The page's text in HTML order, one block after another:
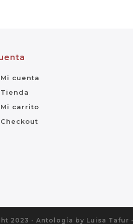
Mi cuenta
Tienda
Mi carrito
Checkout
2023 - Antología by Luisa Tafur